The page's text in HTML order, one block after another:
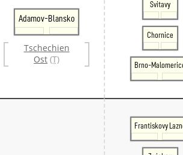
Adamov-Blansko
Tschechien
Ost (T)
Svitavy
Chornice
Brno-
Frantiskovy